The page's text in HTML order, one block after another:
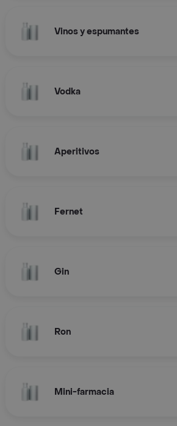
Vinos y espumantes
Vodka
Aperitivos
Fernet
Gin
Ron
Mini-farmacia